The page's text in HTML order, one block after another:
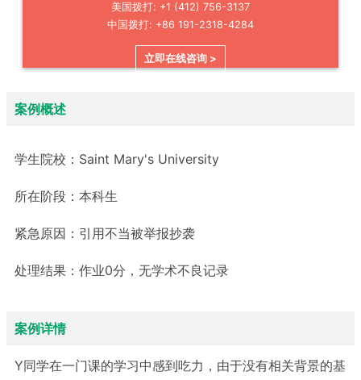
美国拨打: +1 (412) 756-3137
中国拨打: +86 191-2318-4284
立即在线咨询 >
案例概述
学生院校： Saint Mary's University
所在阶段： 本科生
紧急原因： 引用不当被举报抄袭
处理结果： 作业0分，无学术不良记录
案例详情
Y同学在一门课的学习中感到吃力，由于没有相关背景的基